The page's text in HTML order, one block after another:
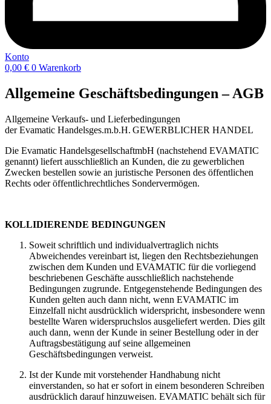
Konto
0,00 € 0 Warenkorb
Allgemeine Geschäftsbedingungen – AGB
Allgemeine Verkaufs- und Lieferbedingungen
der Evamatic Handelsges.m.b.H. GEWERBLICHER HANDEL
Die Evamatic HandelsgesellschaftmbH (nachstehend EVAMATIC
genannt) liefert ausschließlich an Kunden, die zu gewerblichen
Zwecken bestellen sowie an juristische Personen des öffentlichen
Rechts oder öffentlichrechtliches Sondervermögen.
KOLLIDIERENDE BEDINGUNGEN
Soweit schriftlich und individualvertraglich nichts
Abweichendes vereinbart ist, liegen den Rechtsbeziehungen
zwischen dem Kunden und EVAMATIC für die vorliegend
beschriebenen Geschäfte ausschließlich nachstehende
Bedingungen zugrunde. Entgegenstehende Bedingungen des
Kunden gelten auch dann nicht, wenn EVAMATIC im
Einzelfall nicht ausdrücklich widerspricht, insbesondere wenn
bestellte Waren widerspruchslos ausgeliefert werden. Dies gilt
auch dann, wenn der Kunde in seiner Bestellung oder in der
Auftragsbestätigung auf seine allgemeinen
Geschäftsbedingungen verweist.
Ist der Kunde mit vorstehender Handhabung nicht
einverstanden, so hat er sofort in einem besonderen Schreiben
ausdrücklich darauf hinzuweisen. EVAMATIC behält sich für